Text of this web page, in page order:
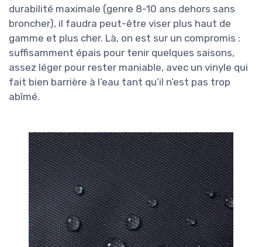
durabilité maximale (genre 8-10 ans dehors sans
broncher), il faudra peut-être viser plus haut de
gamme et plus cher. Là, on est sur un compromis :
suffisamment épais pour tenir quelques saisons,
assez léger pour rester maniable, avec un vinyle qui
fait bien barrière à l’eau tant qu’il n’est pas trop
abîmé.